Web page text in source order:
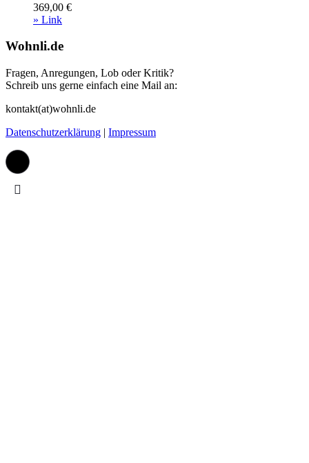
369,00 €
» Link
Wohnli.de
Fragen, Anregungen, Lob oder Kritik?
Schreib uns gerne einfach eine Mail an:
kontakt(at)wohnli.de
Datenschutzerklärung | Impressum